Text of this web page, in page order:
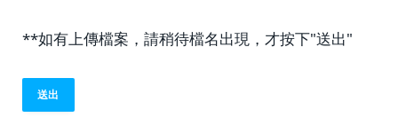
**如有上傳檔案，請稍待檔名出現，才按下"送出"